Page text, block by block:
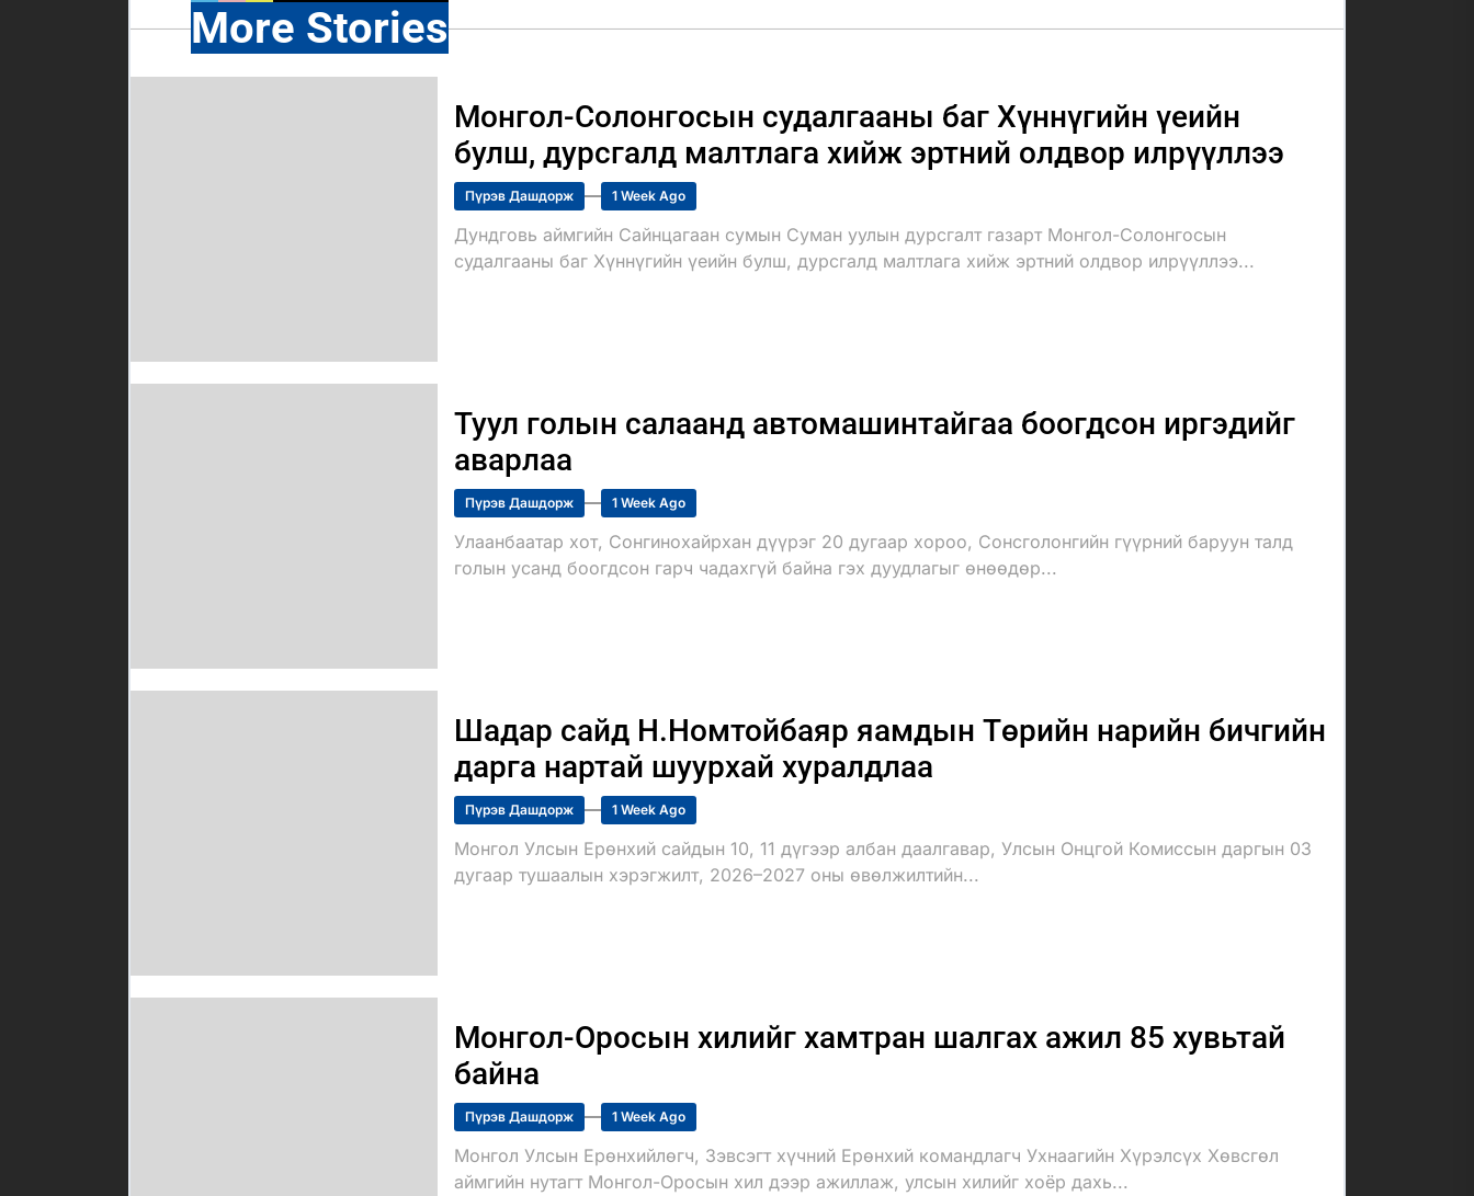
More Stories
Монгол-Солонгосын судалгааны баг Хүннүгийн үеийн
булш, дурсгалд малтлага хийж эртний олдвор илрүүллээ
Пүрэв Дашдорж 1 Week Ago
Дундговь аймгийн Сайнцагаан сумын Суман уулын дурсгалт газарт Монгол-Солонгосын
судалгааны баг Хүннүгийн үеийн булш, дурсгалд малтлага хийж эртний олдвор илрүүллээ...
Туул голын салаанд автомашинтайгаа боогдсон иргэдийг
аварлаа
Пүрэв Дашдорж 1 Week Ago
Улаанбаатар хот, Сонгинохайрхан дүүрэг 20 дугаар хороо, Сонсголонгийн гүүрний баруун талд
голын усанд боогдсон гарч чадахгүй байна гэх дуудлагыг өнөөдөр...
Шадар сайд Н.Номтойбаяр яамдын Төрийн нарийн бичгийн
дарга нартай шуурхай хуралдлаа
Пүрэв Дашдорж 1 Week Ago
Монгол Улсын Ерөнхий сайдын 10, 11 дүгээр албан даалгавар, Улсын Онцгой Комиссын даргын 03
дугаар тушаалын хэрэгжилт, 2026–2027 оны өвөлжилтийн...
Монгол-Оросын хилийг хамтран шалгах ажил 85 хувьтай
байна
Пүрэв Дашдорж 1 Week Ago
Монгол Улсын Ерөнхийлөгч, Зэвсэгт хүчний Ерөнхий командлагч Ухнаагийн Хүрэлсүх Хөвсгөл
аймгийн нутагт Монгол-Оросын хил дээр ажиллаж, улсын хилийг хоёр дахь...